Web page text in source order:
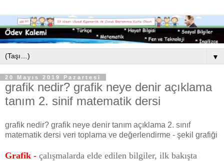
▼
20 Mayıs 2019 Pazartesi
grafik nedir? grafik neye denir açıklama
tanım 2. sinif matematik dersi
grafik nedir? grafik neye denir tanım açıklama 2. sınıf
matematik dersi veri toplama ve değerlendirme - şekil grafiği
Grafik - çalışmalarda elde edilen bilgiler, ilk bakışta